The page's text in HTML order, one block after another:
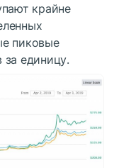
крайне
пиковые
за единицу.